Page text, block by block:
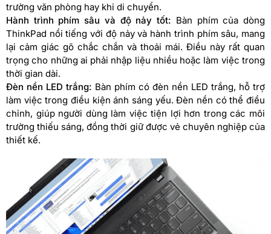
trường văn phòng hay khi di chuyển.
Hành trình phím sâu và độ nảy tốt: Bàn phím của dòng
ThinkPad nổi tiếng với độ nảy và hành trình phím sâu, mang
lại cảm giác gõ chắc chắn và thoải mái. Điều này rất quan
trọng cho những ai phải nhập liệu nhiều hoặc làm việc trong
thời gian dài.
Đèn nền LED trắng: Bàn phím có đèn nền LED trắng, hỗ trợ
làm việc trong điều kiện ánh sáng yếu. Đèn nền có thể điều
chỉnh, giúp người dùng làm việc tiện lợi hơn trong các môi
trường thiếu sáng, đồng thời giữ được vẻ chuyên nghiệp của
thiết kế.